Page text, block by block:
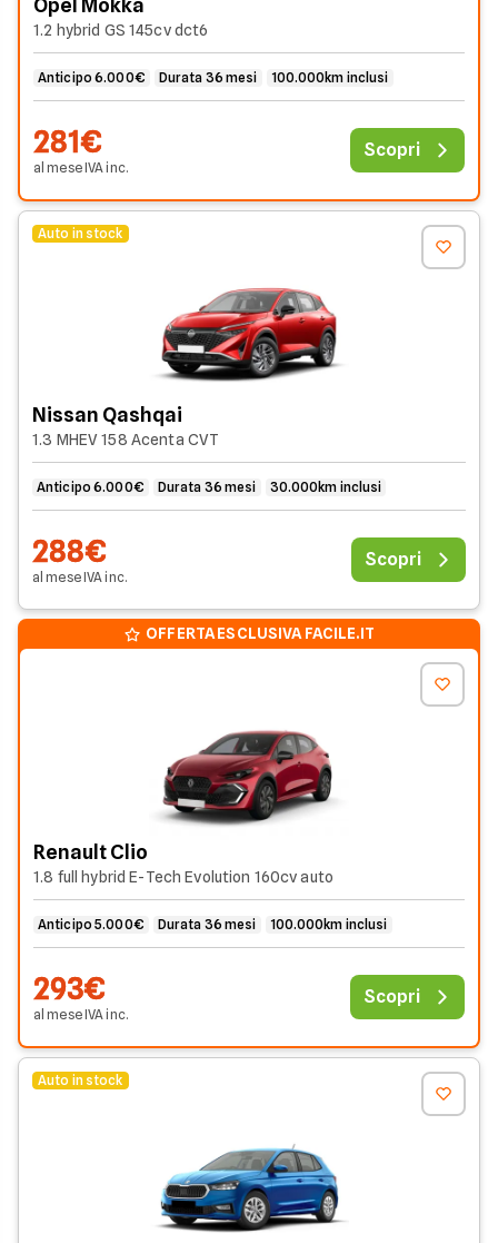
Opel Mokka
1.2 hybrid GS 145cv dct6
Anticipo 6.000€ Durata 36 mesi 100.000km inclusi
281€
al meseIVAinc.
Scopri
Auto in stock
Nissan Qashqai
1.3 MHEV 158 Acenta CVT
Anticipo 6.000€ Durata 36 mesi 30.000km inclusi
288€
al meseIVAinc.
Scopri
OFFERTA ESCLUSIVA FACILE.IT
Renault Clio
1.8 full hybrid E-Tech Evolution 160cv auto
Anticipo 5.000€ Durata 36 mesi 100.000km inclusi
293€
al meseIVAinc.
Scopri
Auto in stock